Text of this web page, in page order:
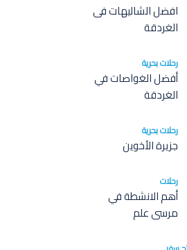
افضل الشاليهات فى
الغردقة
رحلات بحرية
أفضل الغواصات في
الغردقة
رحلات بحرية
جزيرة الأخوين
رحلات
أهم الانشطة في
مرسى علم